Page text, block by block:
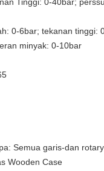
0-6bar; tekanan tinggi:
minyak: 0-10bar
Semua garis-dan
Wooden Case